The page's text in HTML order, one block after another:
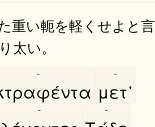
重い軛を軽くせよと
い。
-
μετ᾿
-
- -